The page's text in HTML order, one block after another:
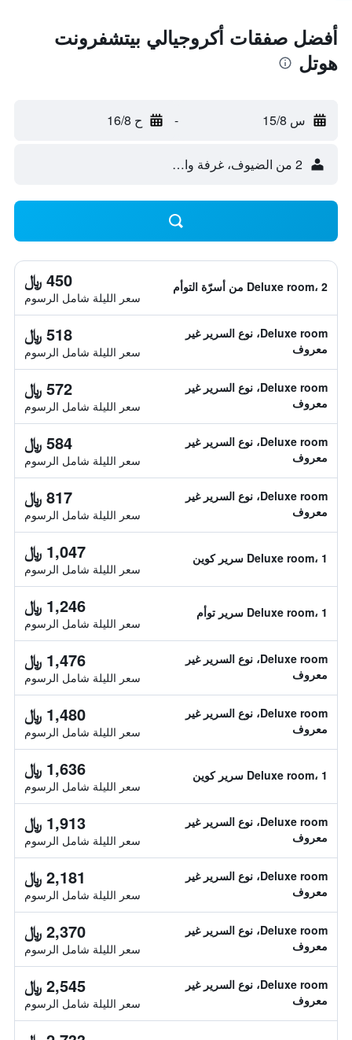
أفضل صفقات أكروجيالي بيتشفرونت
هوتل
س 15/8 - ح 16/8
2 من الضيوف، غرفة واحدة
Deluxe room، 2 من أسرّة التوأم 450 ﷼
سعر الليلة شامل الرسوم
Deluxe room، نوع السرير غير
معروف
518 ﷼
سعر الليلة شامل الرسوم
Deluxe room، نوع السرير غير
معروف
572 ﷼
سعر الليلة شامل الرسوم
Deluxe room، نوع السرير غير
معروف
584 ﷼
سعر الليلة شامل الرسوم
Deluxe room، نوع السرير غير
معروف
817 ﷼
سعر الليلة شامل الرسوم
Deluxe room، 1 سرير كوين 1,047 ﷼
سعر الليلة شامل الرسوم
Deluxe room، 1 سرير توأم 1,246 ﷼
سعر الليلة شامل الرسوم
Deluxe room، نوع السرير غير
معروف
1,476 ﷼
سعر الليلة شامل الرسوم
Deluxe room، نوع السرير غير
معروف
1,480 ﷼
سعر الليلة شامل الرسوم
Deluxe room، 1 سرير كوين 1,636 ﷼
سعر الليلة شامل الرسوم
Deluxe room، نوع السرير غير
معروف
1,913 ﷼
سعر الليلة شامل الرسوم
Deluxe room، نوع السرير غير
معروف
2,181 ﷼
سعر الليلة شامل الرسوم
Deluxe room، نوع السرير غير
معروف
2,370 ﷼
سعر الليلة شامل الرسوم
Deluxe room، نوع السرير غير
معروف
2,545 ﷼
سعر الليلة شامل الرسوم